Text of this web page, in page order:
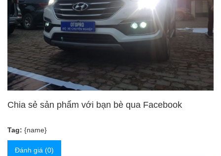
Chia sẻ sản phẩm với bạn bè qua Facebook
Tag: {name}
Đánh giá (0)